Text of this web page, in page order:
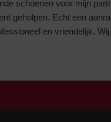
schoenen voor mijn
geholpen. Echt een
en vriendelijk. Wij